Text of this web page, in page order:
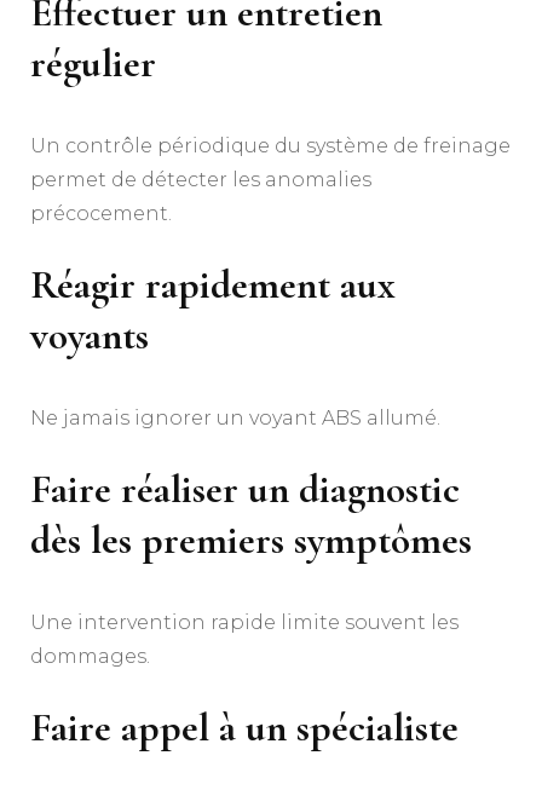
Effectuer un entretien
régulier
Un contrôle périodique du système de freinage
permet de détecter les anomalies
précocement.
Réagir rapidement aux
voyants
Ne jamais ignorer un voyant ABS allumé.
Faire réaliser un diagnostic
dès les premiers symptômes
Une intervention rapide limite souvent les
dommages.
Faire appel à un spécialiste